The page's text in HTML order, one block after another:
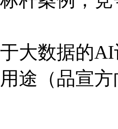
大数据的
途（品宣